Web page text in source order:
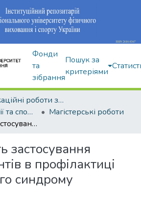
Фонди
та
зібрання
Пошук за
критеріями
Кваліфікаційні роботи здобувачів вищої освіти
Медичної біології та спортивної дієтології
Магістерські роботи
Ефективність застосування мікронутрієнтів в профілактиці постковідного синдрому
застосування
в профілактиці
синдрому